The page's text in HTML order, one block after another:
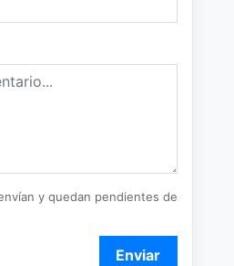
y quedan pendientes de
Enviar